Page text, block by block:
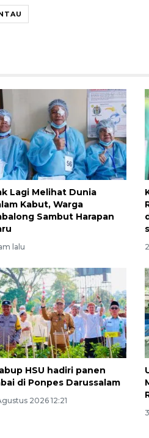
Lagi Melihat Dunia
Kabut, Warga
Sambut Harapan
lalu
HSU hadiri panen
di Ponpes Darussalam
2026 12:21